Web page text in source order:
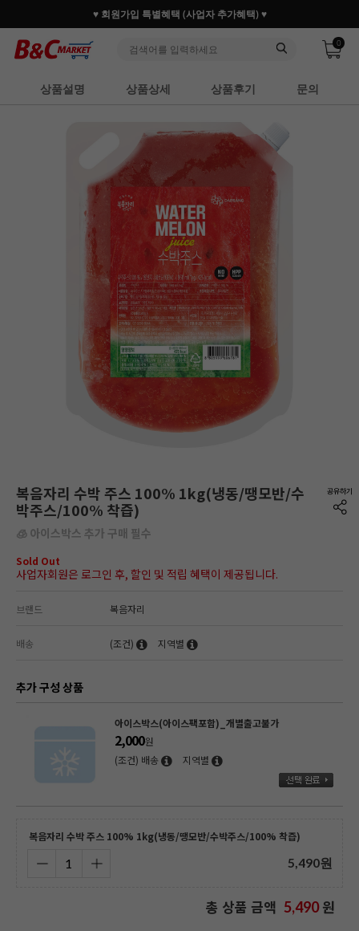
♥ 회원가입 특별혜택 (사업자 추가혜택) ♥
0
상품설명 상품상세 상품후기 문의
복음자리 수박 주스 100% 1kg(냉동/땡모반/수
박주스/100% 착즙)
🧊 아이스박스 추가 구매 필수
Sold Out
사업자회원은 로그인 후, 할인 및 적립 혜택이 제공됩니다.
브랜드 복음자리
배송 (조건) 지역별
추가 구성 상품
아이스박스(아이스팩포함)_개별출고불가
2,000원
(조건) 배송
지역별
복음자리 수박 주스 100% 1kg(냉동/땡모반/수박주스/100% 착즙)
5,490원
총 상품 금액 5,490 원